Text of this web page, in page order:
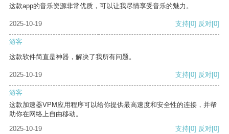
这款app的音乐资源非常优质，可以让我尽情享受音乐的魅力。
2025-10-19 支持[0] 反对[0]
游客
这款软件简直是神器，解决了我所有问题。
2025-10-19 支持[0] 反对[0]
游客
这款加速器VPM应用程序可以给你提供最高速度和安全性的连接，并帮
助你在网络上自由移动。
2025-10-19
支持[0] 反对[0]